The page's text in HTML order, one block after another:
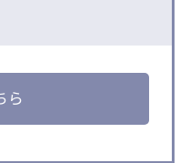
ら